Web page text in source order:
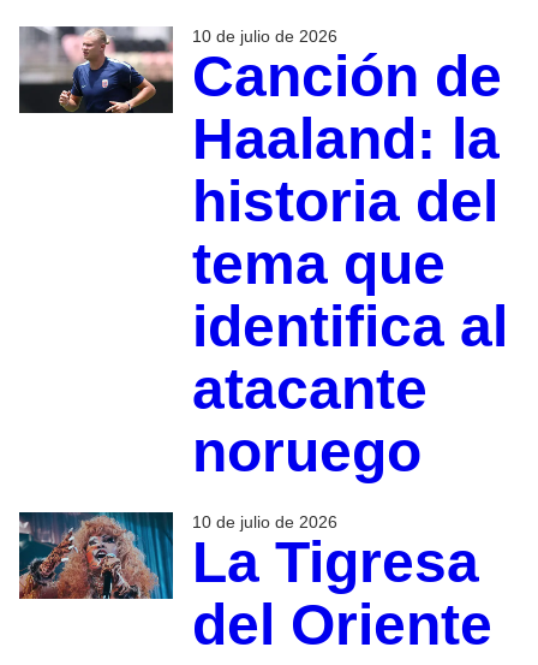
10 de julio de 2026
Canción de
Haaland: la
historia del
tema que
identifica al
atacante
noruego
10 de julio de 2026
La Tigresa
del Oriente